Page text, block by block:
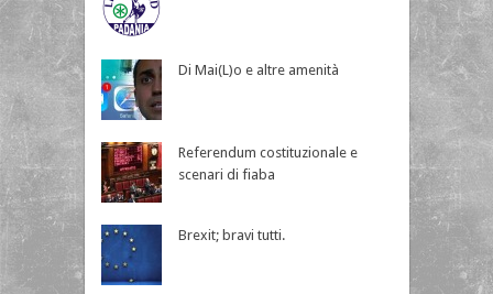
Di Mai(L)o e altre amenità
Referendum costituzionale e
scenari di fiaba
Brexit; bravi tutti.